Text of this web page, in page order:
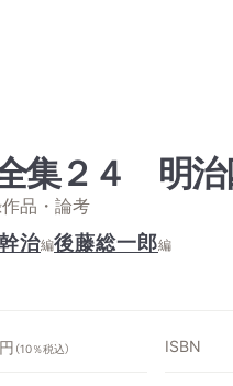
集２４ 明治
品・論考
治編後藤総一郎編
円 （10％税込） ISBN